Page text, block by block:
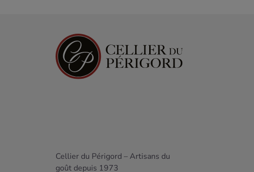
Cellier du Périgord – Artisans du
goût depuis 1973